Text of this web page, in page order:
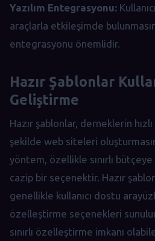
Yazılım Entegrasyonu:
araçlarla etkileşimde
entegrasyonu önemlidir.
Hazır Şablonlar
Geliştirme
Hazır şablonlar, derneklerin
şekilde web siteleri
yöntem, özellikle sınırlı
cazip bir seçenektir. Hazır
genellikle kullanıcı dostu
özelleştirme seçenekleri
sınırlı özelleştirme imkanı